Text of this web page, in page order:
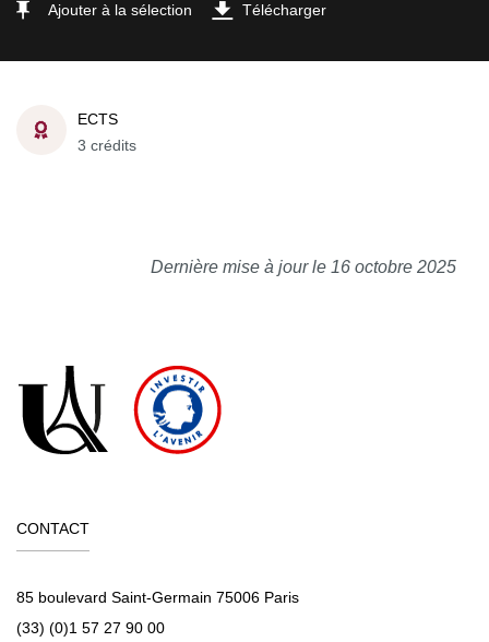
Ajouter à la sélection Télécharger
ECTS
3 crédits
Dernière mise à jour le 16 octobre 2025
CONTACT
85 boulevard Saint-Germain 75006 Paris
(33) (0)1 57 27 90 00